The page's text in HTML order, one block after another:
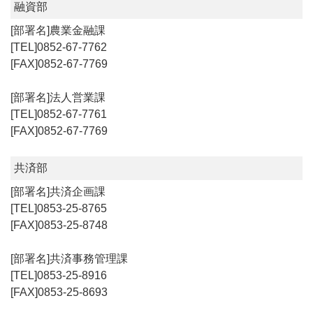
融資部
農業金融課
0852-67-7762
0852-67-7769
法人営業課
0852-67-7761
0852-67-7769
共済部
共済企画課
0853-25-8765
0853-25-8748
共済事務管理課
0853-25-8916
0853-25-8693